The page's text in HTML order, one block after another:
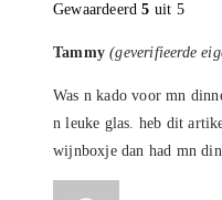
Gewaardeerd5 uit 5
Tammy(geverifieerde
Was n kado voor mn
n leuke glas. heb dit
wijnboxje dan had mn